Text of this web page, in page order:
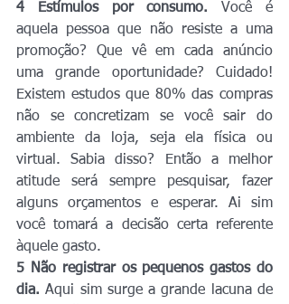
4 Estímulos por consumo. Você é
aquela pessoa que não resiste a uma
promoção? Que vê em cada anúncio
uma grande oportunidade? Cuidado!
Existem estudos que 80% das compras
não se concretizam se você sair do
ambiente da loja, seja ela física ou
virtual. Sabia disso? Então a melhor
atitude será sempre pesquisar, fazer
alguns orçamentos e esperar. Ai sim
você tomará a decisão certa referente
àquele gasto.
5 Não registrar os pequenos gastos do
dia. Aqui sim surge a grande lacuna de